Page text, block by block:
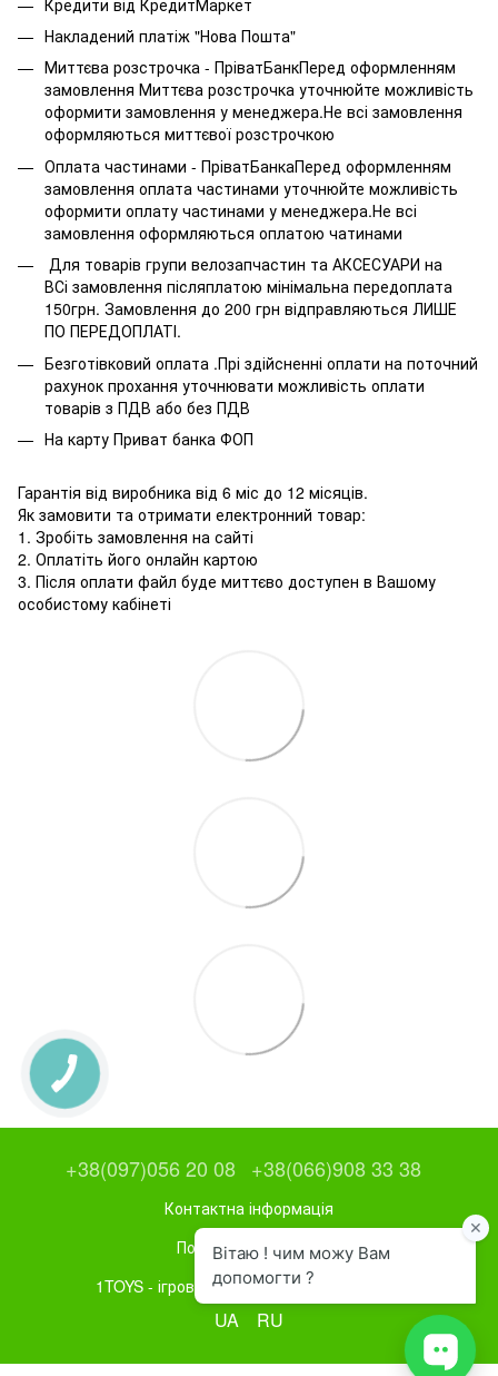
Накладений платіж "Нова Пошта"
Миттєва розстрочка - ПріватБанкПеред оформленням
замовлення Миттєва розстрочка уточнюйте можливість
оформити замовлення у менеджера.Не всі замовлення
оформляються миттєвої розстрочкою
Оплата частинами - ПріватБанкаПеред оформленням
замовлення оплата частинами уточнюйте можливість
оформити оплату частинами у менеджера.Не всі
замовлення оформляються оплатою чатинами
Для товарів групи велозапчастин та АКСЕСУАРИ на
ВСі замовлення післяплатою мінімальна передоплата
150грн. Замовлення до 200 грн відправляються ЛИШЕ
ПО ПЕРЕДОПЛАТІ.
Безготівковий оплата .Прі здійсненні оплати на поточний
рахунок прохання уточнювати можливість оплати
товарів з ПДВ або без ПДВ
На карту Приват банка ФОП
Гарантія від виробника від 6 міс до 12 місяців.
Як замовити та отримати електронний товар:
1. Зробіть замовлення на сайті
2. Оплатіть його онлайн картою
3. Після оплати файл буде миттєво доступен в Вашому
особистому кабінеті
+38(097)056 20 08 +38(066)908 33 38
Контактна інформація
Повна версія сайту
1TOYS - ігрове та спортивне обладнання
UA RU